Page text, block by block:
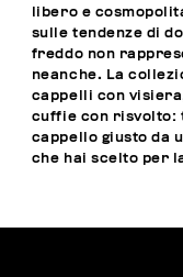
libero e
sulle tendenze di
freddo non
neanche. La
cappelli con
cuffie con risvolto:
cappello giusto da
che hai scelto per